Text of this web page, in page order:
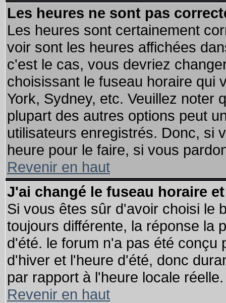
Les heures ne sont pas
Les heures sont certainement
voir sont les heures affichées
c'est le cas, vous devriez
choisissant le fuseau horaire qui
York, Sydney, etc. Veuillez noter
plupart des autres options peut
utilisateurs enregistrés. Donc, si
heure pour le faire, si vous
Revenir en haut
J'ai changé le fuseau horaire
Si vous êtes sûr d'avoir choisi le
toujours différente, la réponse la
d'été. le forum n'a pas été conçu
d'hiver et l'heure d'été, donc
par rapport à l'heure locale réelle.
Revenir en haut